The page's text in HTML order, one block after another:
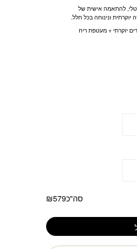
להתאמה אישית של
יוקרתית ונינוחה בכל חלל.
סה"כ ₪579